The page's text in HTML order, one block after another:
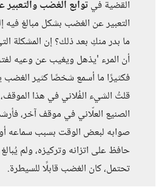
القضية فيتوابع الغضب والتعبير
التعبير عن الغضب بشكل مبالغ
ما بدر منكِ بعد ذلك؟ إن المشكلة
أن المرء 'يذهل ويغيب عن وعيه
فكثيرًا ما أسمع شخصًا كثير الغضب
قلتُ الشيء الفُلاني في هذا
الصنيع العلّاني في موقف آخر،
صوابه لبعض الوقت بسبب سماعه أو
حافظ على اتزانه وتركيزه، ولم
تحتمل، كان الغضب قابلًا للسيطرة.